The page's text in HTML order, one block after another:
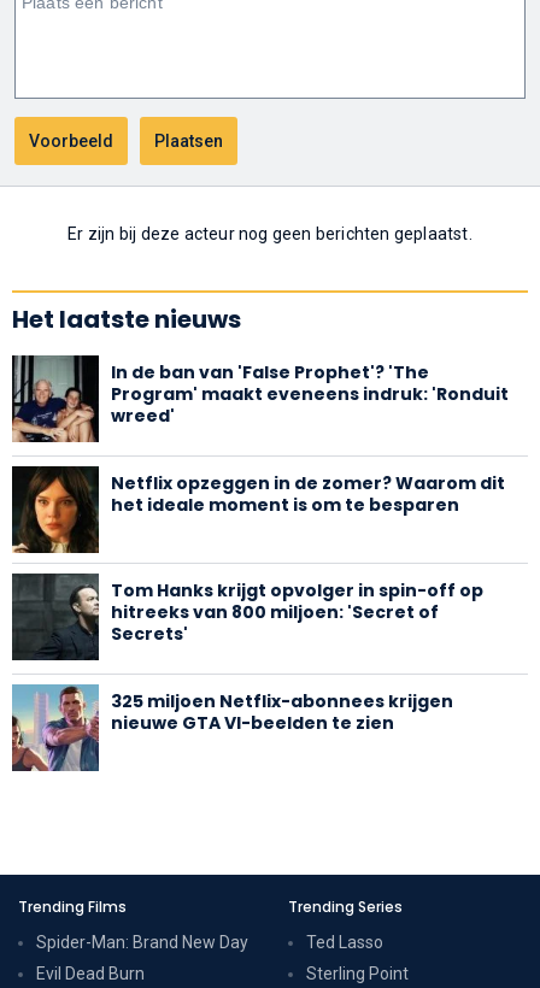
Er zijn bij deze acteur nog geen berichten geplaatst.
Het laatste nieuws
In de ban van 'False Prophet'? 'The
Program' maakt eveneens indruk: 'Ronduit
wreed'
Netflix opzeggen in de zomer? Waarom dit
het ideale moment is om te besparen
Tom Hanks krijgt opvolger in spin-off op
hitreeks van 800 miljoen: 'Secret of
Secrets'
325 miljoen Netflix-abonnees krijgen
nieuwe GTA VI-beelden te zien
Trending Films
Spider-Man: Brand New Day
Evil Dead Burn
Trending Series
Ted Lasso
Sterling Point